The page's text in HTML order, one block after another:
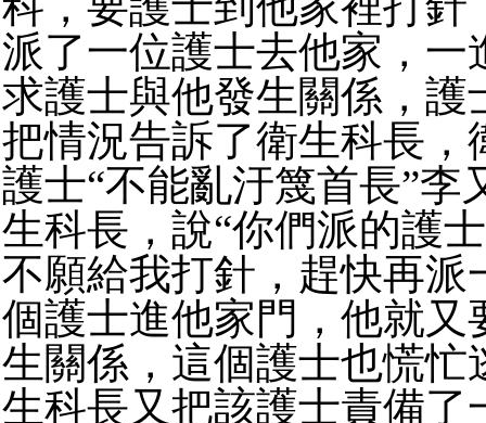
派了一位護士去他家，一
求護士與他發生關係，護
把情況告訴了衛生科長，
護士“不能亂汙篾首長”李
生科長，說“你們派的護
不願給我打針，趕快再派
個護士進他家門，他就又
生關係，這個護士也慌忙
生科長又把該護士責備了